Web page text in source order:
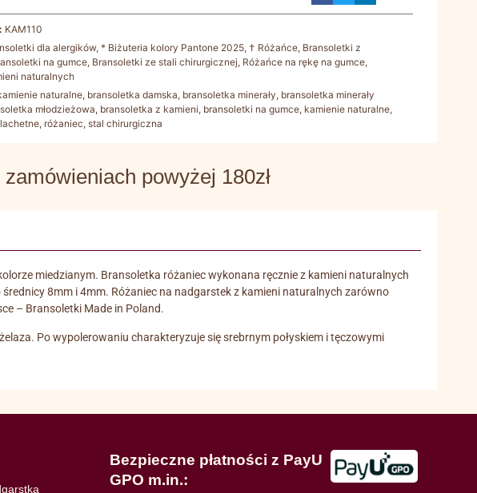
KAM110
dla alergików,* Biżuteria kolory Pantone 2025, † Różańce, Bransoletki z
na gumce, Bransoletki ze stali chirurgicznej, Różańce na rękę na gumce,
naturalnych
naturalne, bransoletka damska, bransoletka minerały, bransoletka minerały
młodzieżowa, bransoletka z kamieni, bransoletki na gumce, kamienie naturalne,
, różaniec,stal chirurgiczna
powyżej 180zł
miedzianym. Bransoletka różaniec wykonana ręcznie z kamieni naturalnych
8mm i 4mm. Różaniec na nadgarstek z kamieni naturalnych zarówno
– Bransoletki Made in Poland.
Po wypolerowaniu charakteryzuje się srebrnym połyskiem i tęczowymi
Bezpieczne płatności z PayU
GPO m.in.: